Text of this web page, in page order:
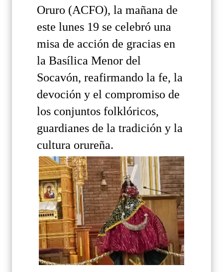
Oruro (ACFO), la mañana de
este lunes 19 se celebró una
misa de acción de gracias en
la Basílica Menor del
Socavón, reafirmando la fe, la
devoción y el compromiso de
los conjuntos folklóricos,
guardianes de la tradición y la
cultura orureña.